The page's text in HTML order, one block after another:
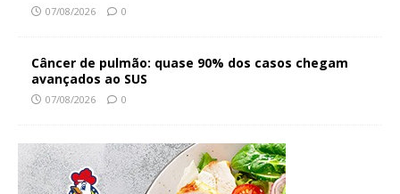
07/08/2026 0
Câncer de pulmão: quase 90% dos casos chegam
avançados ao SUS
07/08/2026 0